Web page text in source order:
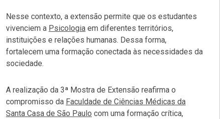
Nesse contexto, a extensão permite que os estudantes
vivenciem a Psicologia em diferentes territórios,
instituições e relações humanas. Dessa forma,
fortalecem uma formação conectada às necessidades da
sociedade.
A realização da 3ª Mostra de Extensão reafirma o
compromisso da Faculdade de Ciências Médicas da
Santa Casa de São Paulo com uma formação crítica,